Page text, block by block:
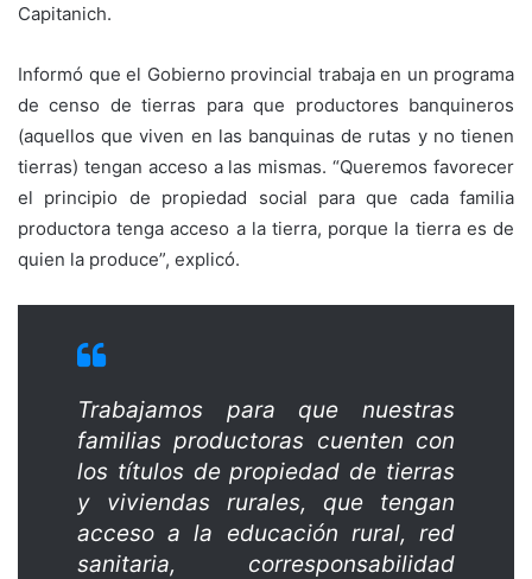
Capitanich.
Informó que el Gobierno provincial trabaja en un programa
de censo de tierras para que productores banquineros
(aquellos que viven en las banquinas de rutas y no tienen
tierras) tengan acceso a las mismas. “Queremos favorecer
el principio de propiedad social para que cada familia
productora tenga acceso a la tierra, porque la tierra es de
quien la produce”, explicó.
Trabajamos para que nuestras
familias productoras cuenten con
los títulos de propiedad de tierras
y viviendas rurales, que tengan
acceso a la educación rural, red
sanitaria, corresponsabilidad